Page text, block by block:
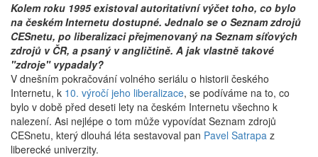
Kolem roku 1995 existoval autoritativní výčet toho, co bylo
na českém Internetu dostupné. Jednalo se o Seznam zdrojů
CESnetu, po liberalizaci přejmenovaný na Seznam síťových
zdrojů v ČR, a psaný v angličtině. A jak vlastně takové
"zdroje" vypadaly?
V dnešním pokračování volného seriálu o historii českého
Internetu, k 10. výročí jeho liberalizace, se podíváme na to, co
bylo v době před deseti lety na českém Internetu všechno k
nalezení. Asi nejlépe o tom může vypovídat Seznam zdrojů
CESnetu, který dlouhá léta sestavoval pan Pavel Satrapa z
liberecké univerzity.